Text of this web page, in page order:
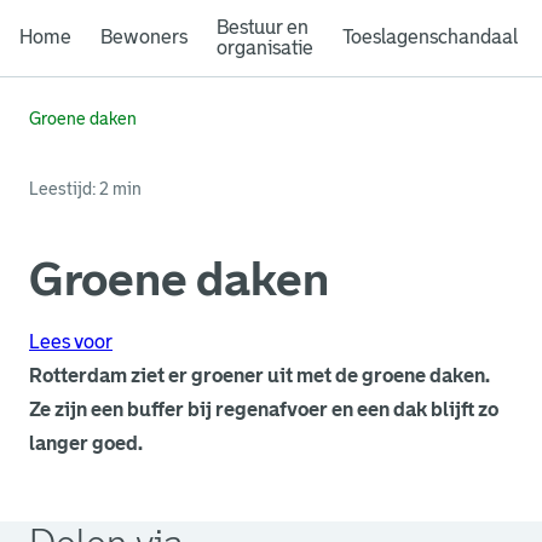
Home Bewoners
Bestuur en
organisatie
Toeslagenschandaal
Groene daken
Leestijd: 2 min
Groene daken
Lees voor
Rotterdam ziet er groener uit met de groene daken.
Ze zijn een buffer bij regenafvoer en een dak blijft zo
langer goed.